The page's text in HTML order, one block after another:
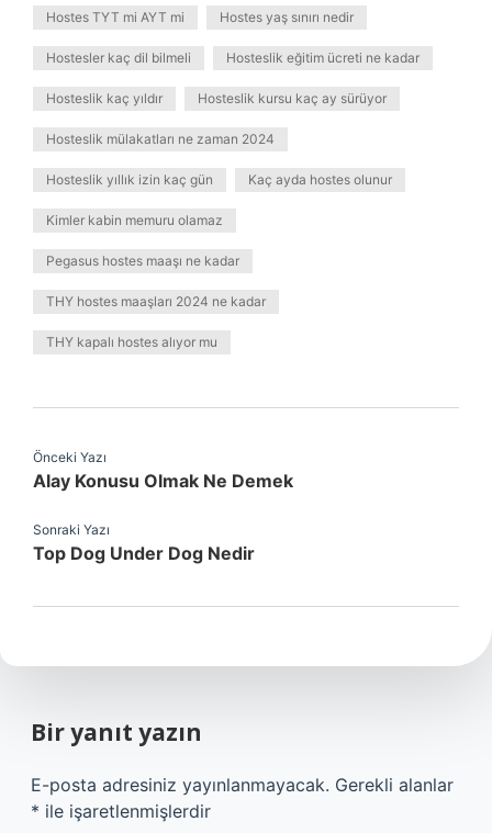
Hostes TYT mi AYT mi Hostes yaş sınırı nedir
Hostesler kaç dil bilmeli Hosteslik eğitim ücreti ne kadar
Hosteslik kaç yıldır Hosteslik kursu kaç ay sürüyor
Hosteslik mülakatları ne zaman 2024
Hosteslik yıllık izin kaç gün Kaç ayda hostes olunur
Kimler kabin memuru olamaz
Pegasus hostes maaşı ne kadar
THY hostes maaşları 2024 ne kadar
THY kapalı hostes alıyor mu
Önceki Yazı
Alay Konusu Olmak Ne Demek
Sonraki Yazı
Top Dog Under Dog Nedir
Bir yanıt yazın
E-posta adresiniz yayınlanmayacak. Gerekli alanlar
* ile işaretlenmişlerdir